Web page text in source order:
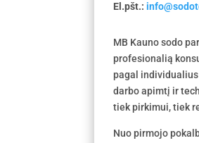
El.pšt.:
MB Kauno sodo
profesionalią
pagal
darbo apimtį ir
tiek pirkimui, tiek
Nuo pirmojo